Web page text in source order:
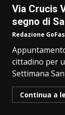
Via Crucis
segno di
Redazione
cittadino per
Settimana
Continua a